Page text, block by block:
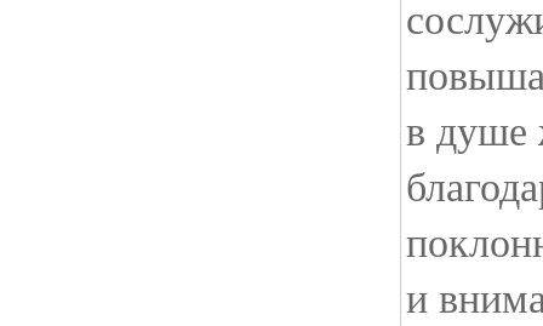
в душе
и